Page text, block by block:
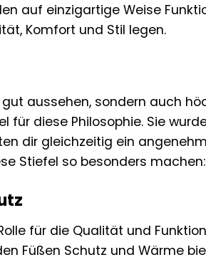
auf einzigartige Weise
Komfort und Stil legen.
aussehen, sondern auch
für diese Philosophie. Sie
dir gleichzeitig ein
Stiefel so besonders machen:
für die Qualität und
Füßen Schutz und Wärme